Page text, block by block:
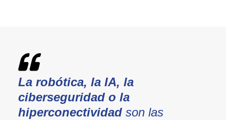
La robótica, la IA, la
ciberseguridad o la
hiperconectividadson las